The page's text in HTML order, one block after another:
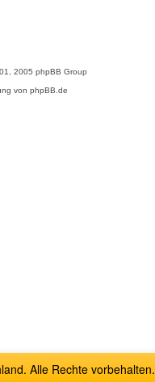
2005 phpBB Group
von phpBB.de
Alle Rechte vorbehalten.